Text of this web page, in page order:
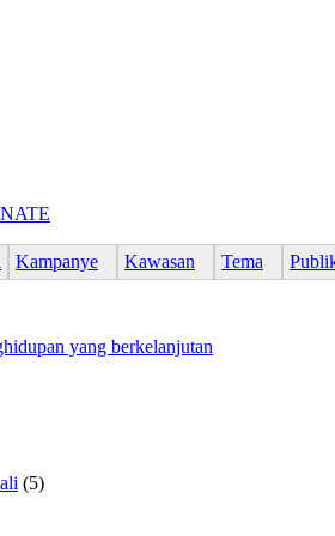
Kampanye Kawasan Tema
yang berkelanjutan
(5)